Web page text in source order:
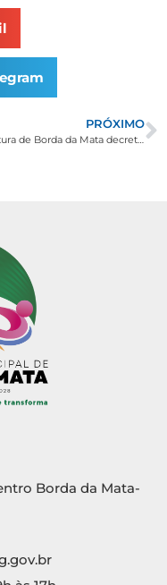
PRÓXIMO
Prefeitura de Borda da Mata decreta 3 dias de luto pela morte do ex-vereador Nilsinho
Borda da Mata-